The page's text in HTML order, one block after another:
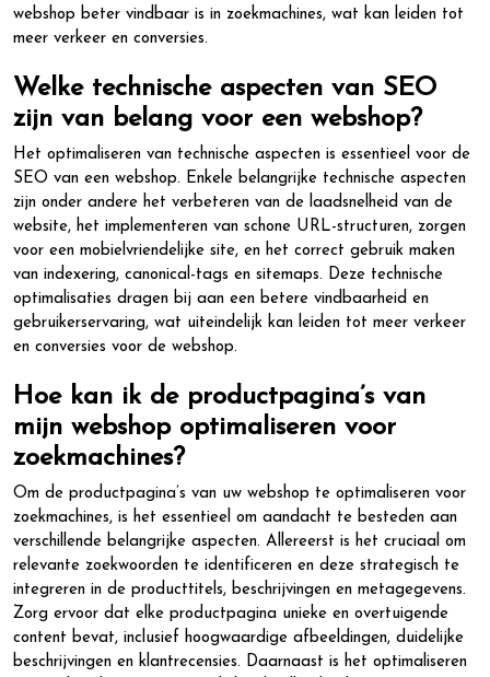
webshop beter vindbaar is in zoekmachines, wat kan leiden tot
meer verkeer en conversies.
Welke technische aspecten van SEO
zijn van belang voor een webshop?
Het optimaliseren van technische aspecten is essentieel voor de
SEO van een webshop. Enkele belangrijke technische aspecten
zijn onder andere het verbeteren van de laadsnelheid van de
website, het implementeren van schone URL-structuren, zorgen
voor een mobielvriendelijke site, en het correct gebruik maken
van indexering, canonical-tags en sitemaps. Deze technische
optimalisaties dragen bij aan een betere vindbaarheid en
gebruikerservaring, wat uiteindelijk kan leiden tot meer verkeer
en conversies voor de webshop.
Hoe kan ik de productpagina’s van
mijn webshop optimaliseren voor
zoekmachines?
Om de productpagina’s van uw webshop te optimaliseren voor
zoekmachines, is het essentieel om aandacht te besteden aan
verschillende belangrijke aspecten. Allereerst is het cruciaal om
relevante zoekwoorden te identificeren en deze strategisch te
integreren in de producttitels, beschrijvingen en metagegevens.
Zorg ervoor dat elke productpagina unieke en overtuigende
content bevat, inclusief hoogwaardige afbeeldingen, duidelijke
beschrijvingen en klantrecensies. Daarnaast is het optimaliseren